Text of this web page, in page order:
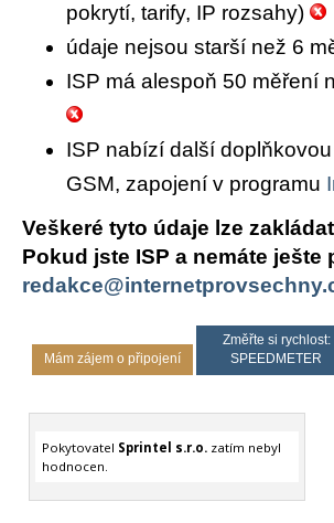
pokrytí, tarify, IP rozsahy)
údaje nejsou starší než 6
ISP má alespoň 50 měření
ISP nabízí další
GSM, zapojení v programu
Veškeré tyto údaje lze
Pokud jste ISP a nemáte
Mám zájem o připojení
Změřte si rychlost:
SPEEDMETER
Pokytovatel Sprintel s.r.o.zatím nebyl
hodnocen.